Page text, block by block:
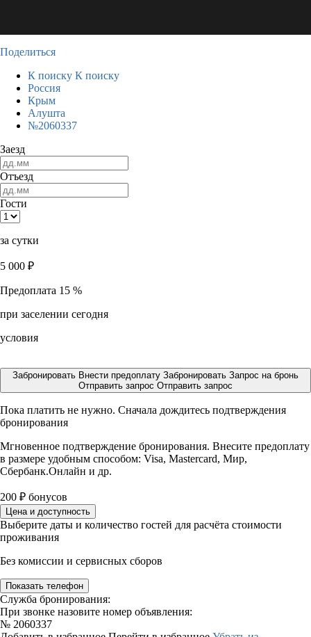
Поделиться
К поиску К поиску
Россия
Крым
Алушта
№2060337
Заезд
Отъезд
Гости
за сутки
5 000 ₽
Предоплата 15 %
при заселении сегодня
условия
Забронировать Внести предоплату Забронировать Запрос на бронь
Отправить запрос Отправить запрос
Пока платить не нужно. Сначала дождитесь подтверждения
бронирования
Мгновенное подтверждение бронирования. Внесите предоплату
в размере удобным способом: Visa, Mastercard, Мир,
Сбербанк.Онлайн и др.
200 ₽ бонусов
Цена и доступность
Выберите даты и количество гостей для расчёта стоимости
проживания
Без комиссии и сервисных сборов
Показать телефон
Служба бронирования:
При звонке назовите номер объявления:
№ 2060337